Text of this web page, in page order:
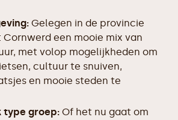
Gelegen in de provincie
Cornwerd een mooie mix van
met volop mogelijkheden om
cultuur te snuiven,
en mooie steden te
type groep: Of het nu gaat om